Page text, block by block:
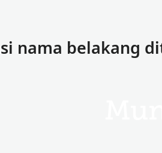
nama belakang